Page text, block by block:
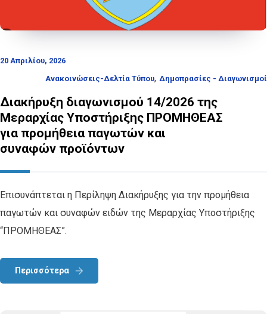
20 Απριλίου, 2026
Ανακοινώσεις-Δελτία Τύπου, Δημοπρασίες - Διαγωνισμοί
Διακήρυξη διαγωνισμού 14/2026 της
Μεραρχίας Υποστήριξης ΠΡΟΜΗΘΕΑΣ
για προμήθεια παγωτών και
συναφών προϊόντων
Επισυνάπτεται η Περίληψη Διακήρυξης για την προμήθεια
παγωτών και συναφών ειδών της Μεραρχίας Υποστήριξης
“ΠΡΟΜΗΘΕΑΣ”.
Περισσότερα